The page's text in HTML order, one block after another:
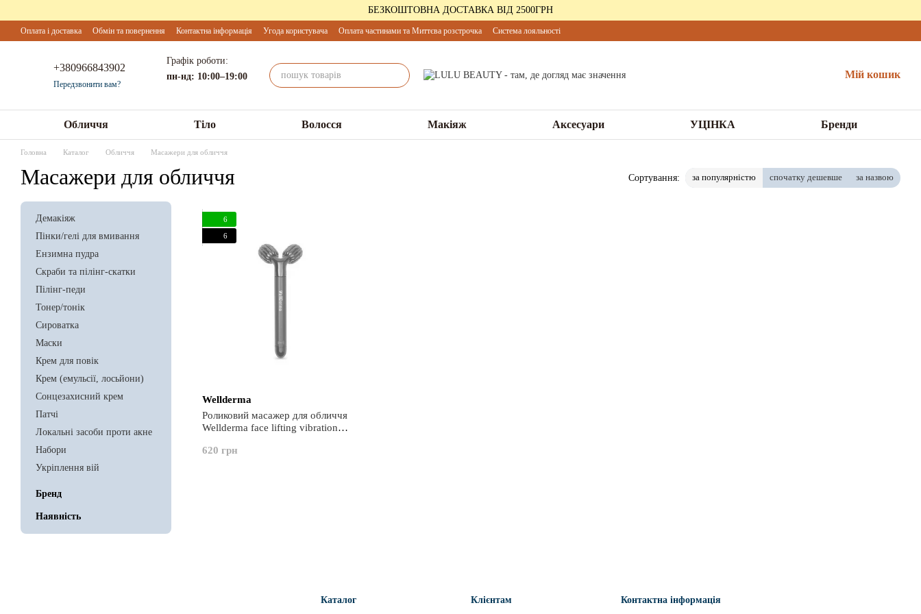
БЕЗКОШТОВНА ДОСТАВКА ВІД 2500ГРН
Оплата і доставка Обмін та повернення Контактна інформація Угода користувача Оплата частинами та Миттєва розстрочка Система лояльності
+380966843902
Передзвонити вам?
Графік роботи:
пн-нд: 10:00–19:00
Мій кошик
Обличчя Тіло Волосся Макіяж Аксесуари УЦІНКА Бренди
Головна Каталог Обличчя Масажери для обличчя
Масажери для обличчя Сортування: за популярністю спочатку дешевше за назвою
6
6
Wellderma
Роликовий масажер для обличчя
Wellderma face lifting vibration
620 грн
Демакіяж
Пінки/гелі для вмивання
Ензимна пудра
Скраби та пілінг-скатки
Пілінг-педи
Тонер/тонік
Сироватка
Маски
Крем для повік
Крем (емульсії, лосьйони)
Сонцезахисний крем
Патчі
Локальні засоби проти акне
Набори
Укріплення вій
Бренд
Наявність
Каталог
Клієнтам
Контактна інформація